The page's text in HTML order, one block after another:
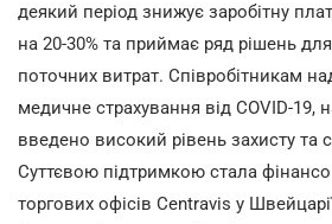
деякий період знижує заробітну
на 20-30% та приймає ряд рішень
поточних витрат. Співробітникам
медичне страхування від COVID-19,
введено високий рівень захисту та
Суттєвою підтримкою стала
торгових офісів Centravis у